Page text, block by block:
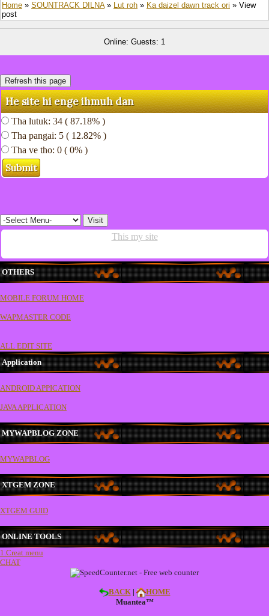
Home » SOUNTRACK DILNA» Lut roh » Ka daizel dawn track ori » View
post
Online: Guests: 1
He site hi enge ihmuh dan
Tha lutuk: 34 ( 87.18% )
Tha pangai: 5 ( 12.82% )
Tha ve tho: 0 ( 0% )
This my site
OTHERS
MOBILE FORUM HOME
WAPMASTER CODE
ALL EDIT SITE
Application
ANDROID APPICATION
JAVA APPLICATION
MYWAPBLOG ZONE
MYWAPBLOG
XTGEM ZONE
XTGEM GUID
ONLINE TOOLS
1.Creat menu
CHAT
BACK|
HOME
Muantea™